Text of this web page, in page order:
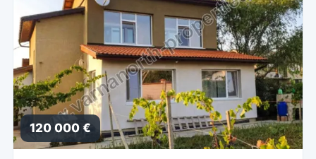
120 000 €